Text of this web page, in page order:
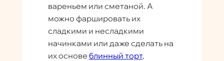
вареньем или сметаной. А
можно фаршировать их
сладкими и несладкими
начинками или даже сделать на
их основе блинный торт,